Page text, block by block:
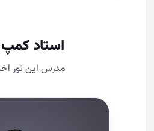
استاد کمپ VIP
مدرس این تور